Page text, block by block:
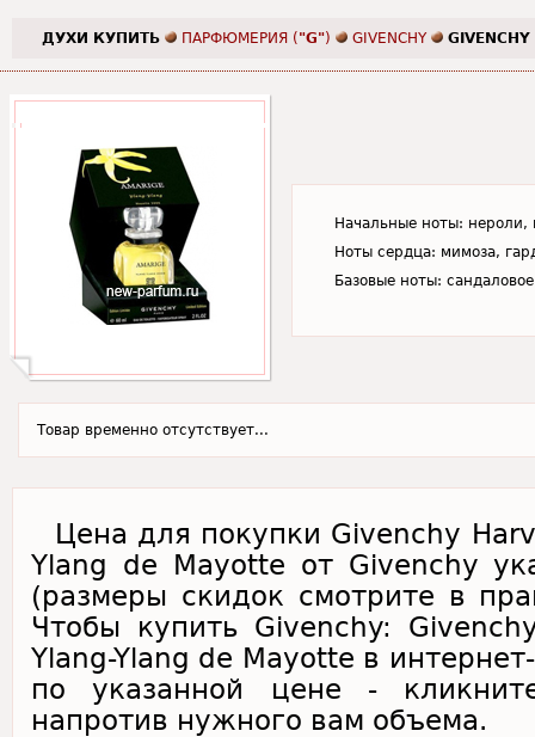
ДУХИ КУПИТЬ ПАРФЮМЕРИЯ ( "G") GIVENCHY
Начальные ноты: нероли,
Ноты сердца: мимоза,
Базовые ноты:
Товар временно отсутствует...
Цена для покупки Givenchy
Ylang de Mayotte от Givenchy
(размеры скидок смотрите в
Чтобы купить Givenchy:
Ylang-Ylang de Mayotte в
по указанной цене -
напротив нужного вам объема.